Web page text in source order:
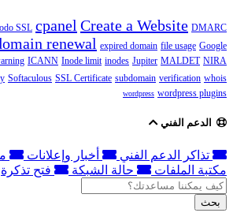
SSL cpanel Create a Website DMARC
renewal expired domain file usage Google
ICANN Inode limit inodes Jupiter MALDET NIRA
Softaculous SSL Certificate subdomain verification whois
wordpress wordpress plugins
الدعم الفني
تذاكر الدعم الفني أخبار وإعلانات
مكتبة الملفات
حالة الشبكة فتح تذكرة
بحث